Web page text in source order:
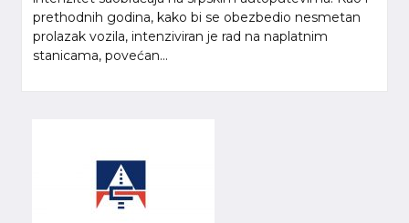
prethodnih godina, kako bi se obezbedio nesmetan
prolazak vozila, intenziviran je rad na naplatnim
stanicama, povećan...